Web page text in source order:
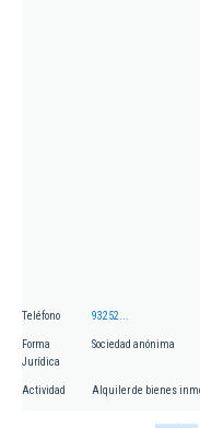
Teléfono 93252...
Forma
Jurídica
Sociedad anónima
Actividad Alquiler de bienes